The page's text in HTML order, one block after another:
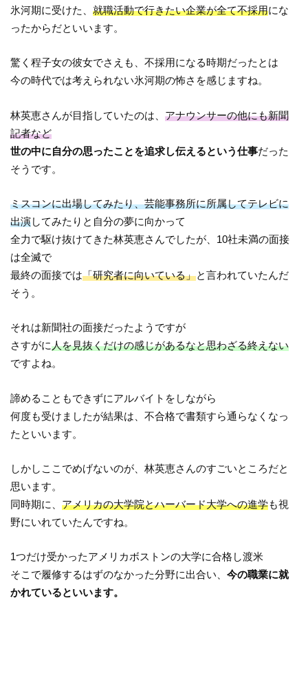
氷河期に受けた、就職活動で行きたい企業が全て不採用にな
ったからだといいます。
驚く程子女の彼女でさえも、不採用になる時期だったとは
今の時代では考えられない氷河期の怖さを感じますね。
林英恵さんが目指していたのは、アナウンサーの他にも新聞
記者など
世の中に自分の思ったことを追求し伝えるという仕事だった
そうです。
ミスコンに出場してみたり、芸能事務所に所属してテレビに
出演してみたりと自分の夢に向かって
全力で駆け抜けてきた林英恵さんでしたが、10社未満の面接
は全滅で
最終の面接では「研究者に向いている」と言われていたんだ
そう。
それは新聞社の面接だったようですが
さすがに人を見抜くだけの感じがあるなと思わざる終えない
ですよね。
諦めることもできずにアルバイトをしながら
何度も受けましたが結果は、不合格で書類すら通らなくなっ
たといいます。
しかしここでめげないのが、林英恵さんのすごいところだと
思います。
同時期に、アメリカの大学院とハーバード大学への進学も視
野にいれていたんですね。
1つだけ受かったアメリカボストンの大学に合格し渡米
そこで履修するはずのなかった分野に出合い、今の職業に就
かれているといいます。